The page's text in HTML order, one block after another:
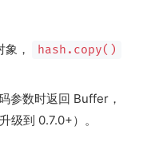
， hash.copy()
参数时返回 Buffer，
级到 0.7.0+）。